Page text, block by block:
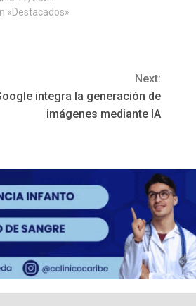
«Destacados»
Next:
integra la generación de
imágenes mediante IA